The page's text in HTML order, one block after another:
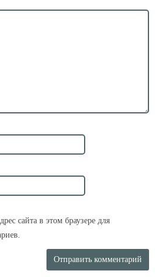
сайта в этом браузере для